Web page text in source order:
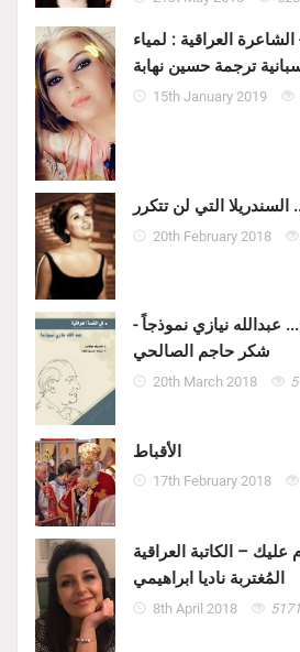
العراقية : لمياء
ترجمة حسين نهابة
15th January 2019
التي لن تتكرر
20th February 2018
عبدالله نيازي نموذجاً -
شكر حاجم الصالحي
20th March 2018
الأقباط
17th February 2018
– الكاتبة العراقية
المُغتربة ناديا ابراهيمي
8th April 2018 5171